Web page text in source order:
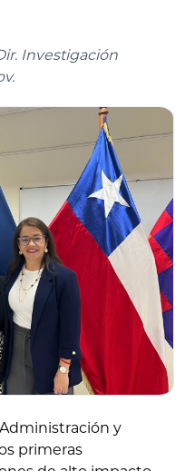
Investigación
y
primeras